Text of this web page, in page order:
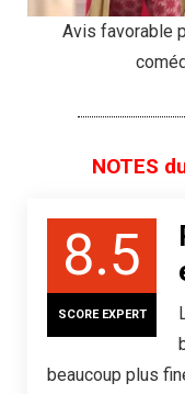
Avis favorable
NOTES
8.5
SCORE EXPERT
beaucoup plus